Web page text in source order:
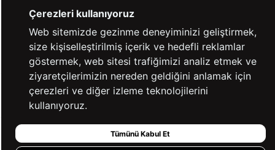
YARDIM
BİZE ULAŞIN
HIZLI ERİŞİM
Çerezleri kullanıyoruz
Web sitemizde gezinme deneyiminizi geliştirmek,
size kişiselleştirilmiş içerik ve hedefli reklamlar
göstermek, web sitesi trafiğimizi analiz etmek ve
ziyaretçilerimizin nereden geldiğini anlamak için
çerezleri ve diğer izleme teknolojilerini
kullanıyoruz.
Tümünü Kabul Et